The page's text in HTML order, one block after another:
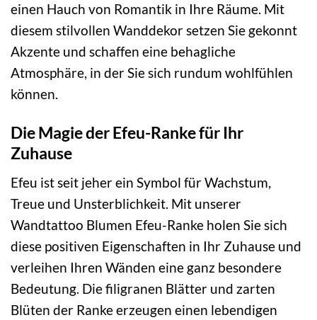
einen Hauch von Romantik in Ihre Räume. Mit
diesem stilvollen Wanddekor setzen Sie gekonnt
Akzente und schaffen eine behagliche
Atmosphäre, in der Sie sich rundum wohlfühlen
können.
Die Magie der Efeu-Ranke für Ihr
Zuhause
Efeu ist seit jeher ein Symbol für Wachstum,
Treue und Unsterblichkeit. Mit unserer
Wandtattoo Blumen Efeu-Ranke holen Sie sich
diese positiven Eigenschaften in Ihr Zuhause und
verleihen Ihren Wänden eine ganz besondere
Bedeutung. Die filigranen Blätter und zarten
Blüten der Ranke erzeugen einen lebendigen